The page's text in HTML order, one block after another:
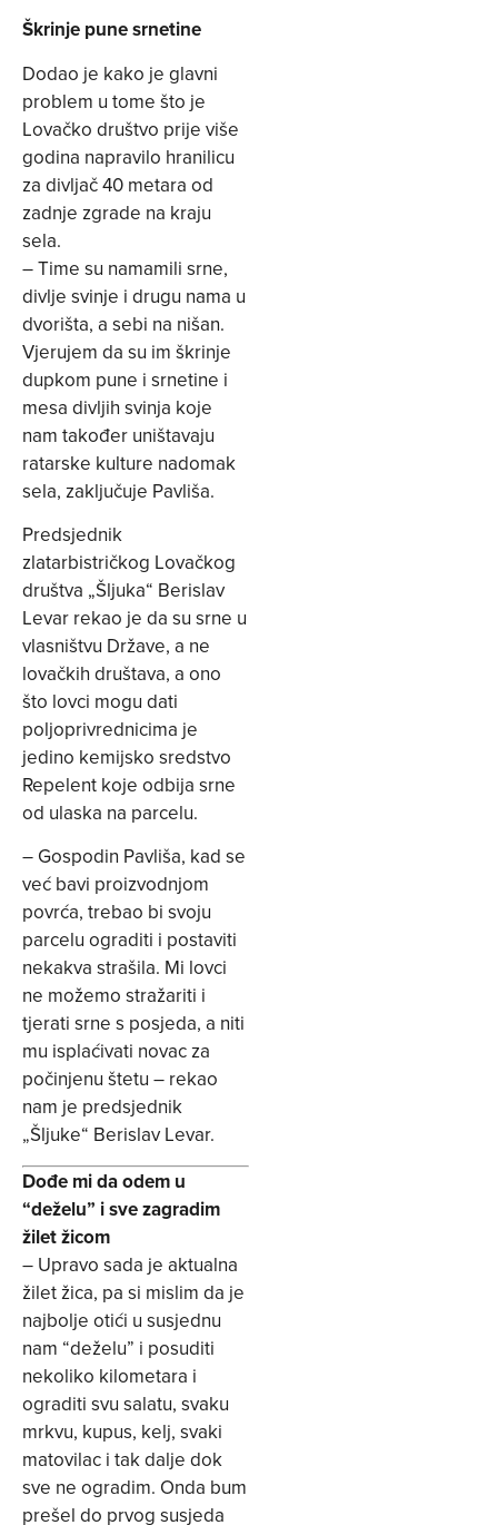
Škrinje pune srnetine
Dodao je kako je glavni
problem u tome što je
Lovačko društvo prije više
godina napravilo hranilicu
za divljač 40 metara od
zadnje zgrade na kraju
sela.
– Time su namamili srne,
divlje svinje i drugu nama u
dvorišta, a sebi na nišan.
Vjerujem da su im škrinje
dupkom pune i srnetine i
mesa divljih svinja koje
nam također uništavaju
ratarske kulture nadomak
sela, zaključuje Pavliša.
Predsjednik
zlatarbistričkog Lovačkog
društva „Šljuka“ Berislav
Levar rekao je da su srne u
vlasništvu Države, a ne
lovačkih društava, a ono
što lovci mogu dati
poljoprivrednicima je
jedino kemijsko sredstvo
Repelent koje odbija srne
od ulaska na parcelu.
– Gospodin Pavliša, kad se
već bavi proizvodnjom
povrća, trebao bi svoju
parcelu ograditi i postaviti
nekakva strašila. Mi lovci
ne možemo stražariti i
tjerati srne s posjeda, a niti
mu isplaćivati novac za
počinjenu štetu – rekao
nam je predsjednik
„Šljuke“ Berislav Levar.
Dođe mi da odem u
“deželu” i sve zagradim
žilet žicom
– Upravo sada je aktualna
žilet žica, pa si mislim da je
najbolje otići u susjednu
nam “deželu” i posuditi
nekoliko kilometara i
ograditi svu salatu, svaku
mrkvu, kupus, kelj, svaki
matovilac i tak dalje dok
sve ne ogradim. Onda bum
prešel do prvog susjeda